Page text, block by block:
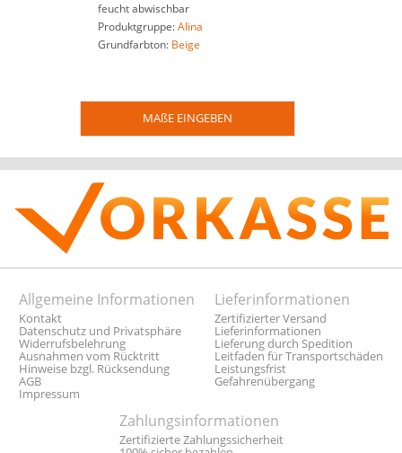
feucht abwischbar
Produktgruppe:Alina
Grundfarbton: Beige
MAßE EINGEBEN
Allgemeine Informationen
Kontakt
Datenschutz und Privatsphäre
Widerrufsbelehrung
Ausnahmen vom Rücktritt
Hinweise bzgl. Rücksendung
AGB
Impressum
Lieferinformationen
Zertifizierter Versand
Lieferinformationen
Lieferung durch Spedition
Leitfaden für Transportschäden
Leistungsfrist
Gefahrenübergang
Zahlungsinformationen
Zertifizierte Zahlungssicherheit